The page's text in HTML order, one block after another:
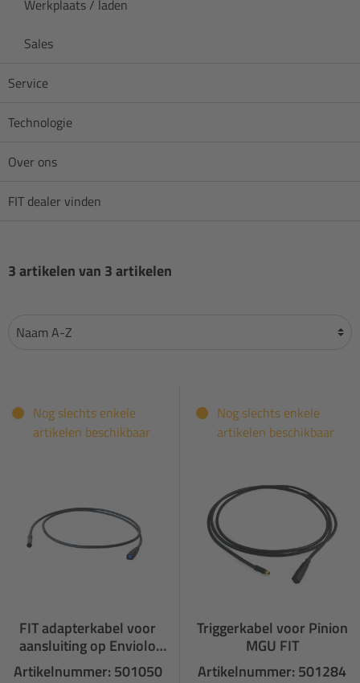
Werkplaats / laden
Sales
Service
Technologie
Over ons
FIT dealer vinden
3 artikelen van 3 artikelen
Nog slechts enkele
artikelen beschikbaar
FIT adapterkabel voor
aansluiting op Enviolo
Artikelnummer: 501050
Nog slechts enkele
artikelen beschikbaar
Triggerkabel voor Pinion
MGU FIT
Artikelnummer: 501284